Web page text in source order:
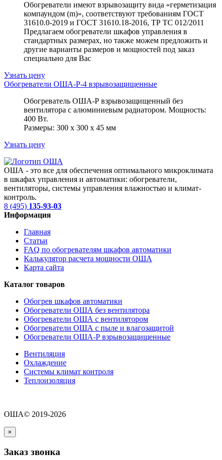
Обогреватели имеют взрывозащиту вида «герметизация
компаундом (m)», соответствуют требованиям ГОСТ
31610.0-2019 и ГОСТ 31610.18-2016, ТР ТС 012/2011
Предлагаем обогреватели шкафов управления в
стандартных размерах, но также можем предложить и
другие варианты размеров и мощностей под заказ
специально для Вас
Узнать цену
Обогреватели ОША-Р-4 взрывозащищенные
Обогреватель ОША-Р взрывозащищенный без
вентилятора с алюминиевым радиатором. Мощность:
400 Вт.
Размеры: 300 х 300 х 45 мм
Узнать цену
ОША - это все для обеспечения оптимального микроклимата
в шкафах управления и автоматики: обогреватели,
вентиляторы, системы управления влажностью и климат-
контроль.
8 (495) 135-93-03
Информация
Главная
Статьи
FAQ по обогревателям шкафов автоматики
Калькулятор расчета мощности ОША
Карта сайта
Каталог товаров
Обогрев шкафов автоматики
Обогреватели ОША без вентилятора
Обогреватели ОША с вентилятором
Обогреватели ОША с пыле и влагозащитой
Обогреватели ОША-Р взрывозащищенные
Вентиляция
Охлаждение
Системы климат контроля
Теплоизоляция
ОША© 2019-2026
×
Заказ звонка